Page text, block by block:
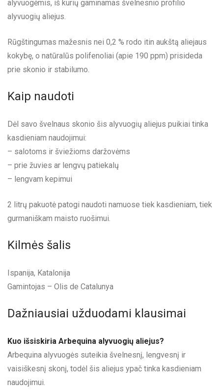
alyvuogėmis, iš kurių gaminamas švelnesnio profilio
alyvuogių aliejus.
Rūgštingumas mažesnis nei 0,2 % rodo itin aukštą aliejaus
kokybę, o natūralūs polifenoliai (apie 190 ppm) prisideda
prie skonio ir stabilumo.
Kaip naudoti
Dėl savo švelnaus skonio šis alyvuogių aliejus puikiai tinka
kasdieniam naudojimui:
– salotoms ir šviežioms daržovėms
– prie žuvies ar lengvų patiekalų
– lengvam kepimui
2 litrų pakuotė patogi naudoti namuose tiek kasdieniam, tiek
gurmaniškam maisto ruošimui.
Kilmės šalis
Ispanija, Katalonija
Gamintojas – Olis de Catalunya
Dažniausiai užduodami klausimai
Kuo išsiskiria Arbequina alyvuogių aliejus?
Arbequina alyvuogės suteikia švelnesnį, lengvesnį ir
vaisiškesnį skonį, todėl šis aliejus ypač tinka kasdieniam
naudojimui.